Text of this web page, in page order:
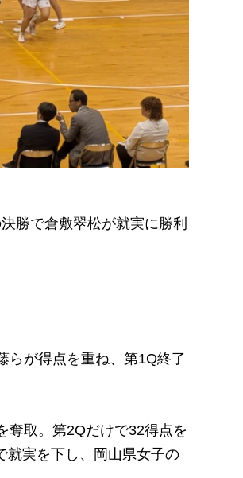
勝で倉敷翠松が就実に勝利
が得点を重ね、第1Q終了
取。第2Qだけで32得点を
就実を下し、岡山県女子の